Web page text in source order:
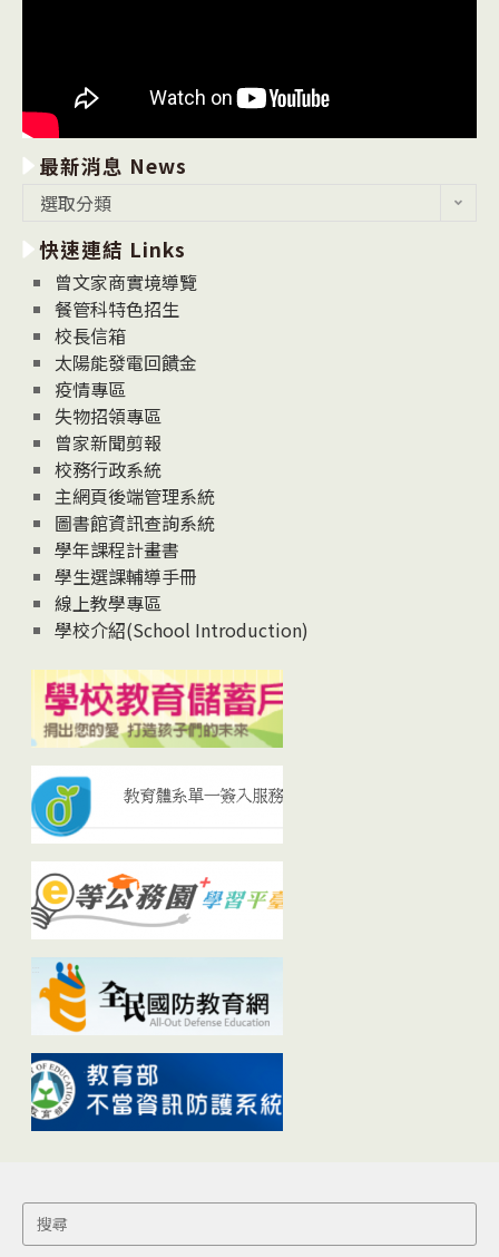
最新消息 News
消
息
News
選取分類
快速連結 Links
曾文家商實境導覽
餐管科特色招生
校長信箱
太陽能發電回饋金
疫情專區
失物招領專區
曾家新聞剪報
校務行政系統
主網頁後端管理系統
圖書館資訊查詢系統
學年課程計畫書
學生選課輔導手冊
線上教學專區
學校介紹(School Introduction)
Search
for: